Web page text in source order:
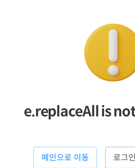
e.replaceAll is
메인으로 이동 로그